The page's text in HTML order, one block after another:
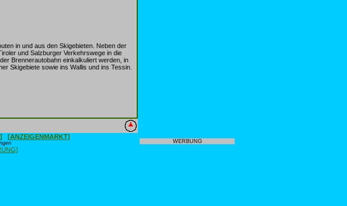
in und aus den Skigebieten. Neben der
und Salzburger Verkehrswege in die
Brennerautobahn einkalkuliert werden, in
Skigebiete sowie ins Wallis und ins Tessin.
[ANZEIGENMARKT]
WERBUNG